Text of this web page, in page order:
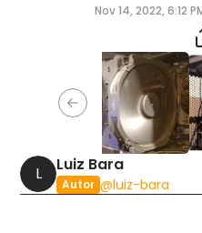
Nov 14, 2022, 6:12
Previous slide
L Luiz Bara
Autor @luiz-bara